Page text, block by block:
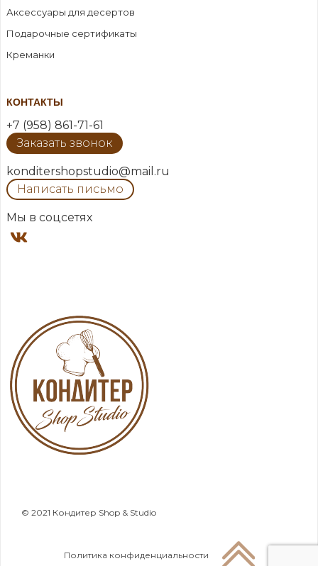
Аксессуары для десертов
Подарочные сертификаты
Креманки
КОНТАКТЫ
+7 (958) 861-71-61
Заказать звонок
konditershopstudio@mail.ru
Написать письмо
Мы в соцсетях
© 2021 Кондитер Shop & Studio
Политика конфиденциальности